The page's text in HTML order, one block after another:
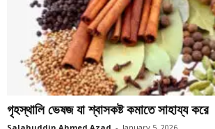
গৃহস্থালি ভেষজ যা শ্বাসকষ্ট কমাতে সাহায্য করে